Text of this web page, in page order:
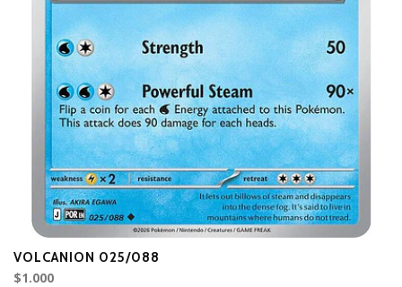
VOLCANION 025/088
$1.000